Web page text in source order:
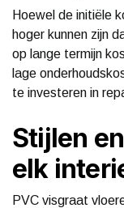
Hoewel de initiële
hoger kunnen zijn
op lange termijn
lage
te investeren in
Stijlen
elk
PVC visgraat